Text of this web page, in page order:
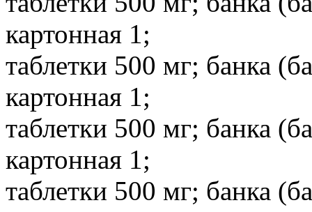
картонная 1;
таблетки 500 мг; банка
картонная 1;
таблетки 500 мг; банка
картонная 1;
таблетки 500 мг; банка